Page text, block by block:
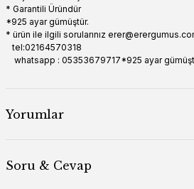
* Garantili Üründür
*925 ayar gümüştür.
* ürün ile ilgili sorularınız
tel:02164570318
whatsapp : 05353679717*925 ayar
Yorumlar
Soru & Cevap